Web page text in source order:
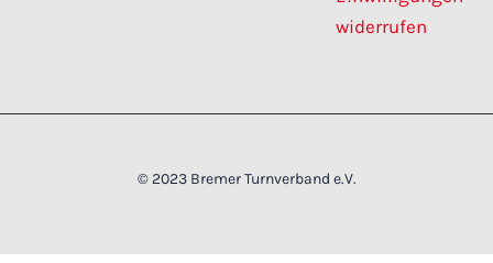
widerrufen
© 2023 Bremer Turnverband e.V.